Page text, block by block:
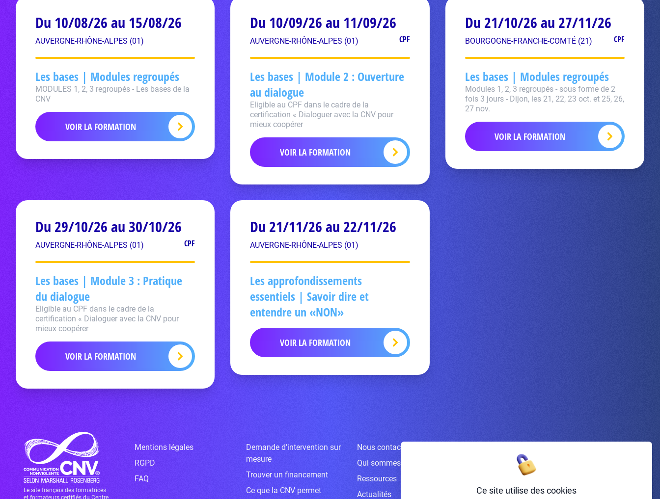
Du 10/08/26 au 15/08/26
AUVERGNE-RHÔNE-ALPES (01)
Les bases | Modules regroupés
MODULES 1, 2, 3 regroupés - Les bases de la
CNV
VOIR LA FORMATION
Du 10/09/26 au 11/09/26
AUVERGNE-RHÔNE-ALPES (01) CPF
Les bases | Module 2 : Ouverture
au dialogue
Eligible au CPF dans le cadre de la
certification « Dialoguer avec la CNV pour
mieux coopérer
VOIR LA FORMATION
Du 21/10/26 au 27/11/26
BOURGOGNE-FRANCHE-COMTÉ (21) CPF
Les bases | Modules regroupés
Modules 1, 2, 3 regroupés - sous forme de 2
fois 3 jours - Dijon, les 21, 22, 23 oct. et 25, 26,
27 nov.
VOIR LA FORMATION
Du 29/10/26 au 30/10/26
AUVERGNE-RHÔNE-ALPES (01) CPF
Les bases | Module 3 : Pratique
du dialogue
Eligible au CPF dans le cadre de la
certification « Dialoguer avec la CNV pour
mieux coopérer
VOIR LA FORMATION
Du 21/11/26 au 22/11/26
AUVERGNE-RHÔNE-ALPES (01)
Les approfondissements
essentiels | Savoir dire et
entendre un «NON»
VOIR LA FORMATION
Le site français des formatrices
et formateurs certifiés du Centre
Mentions légales
RGPD
FAQ
Demande d’intervention sur
mesure
Trouver un financement
Ce que la CNV permet
Nous contacter
Qui sommes-nous ?
Ressources
Actualités
Ce site utilise des cookies